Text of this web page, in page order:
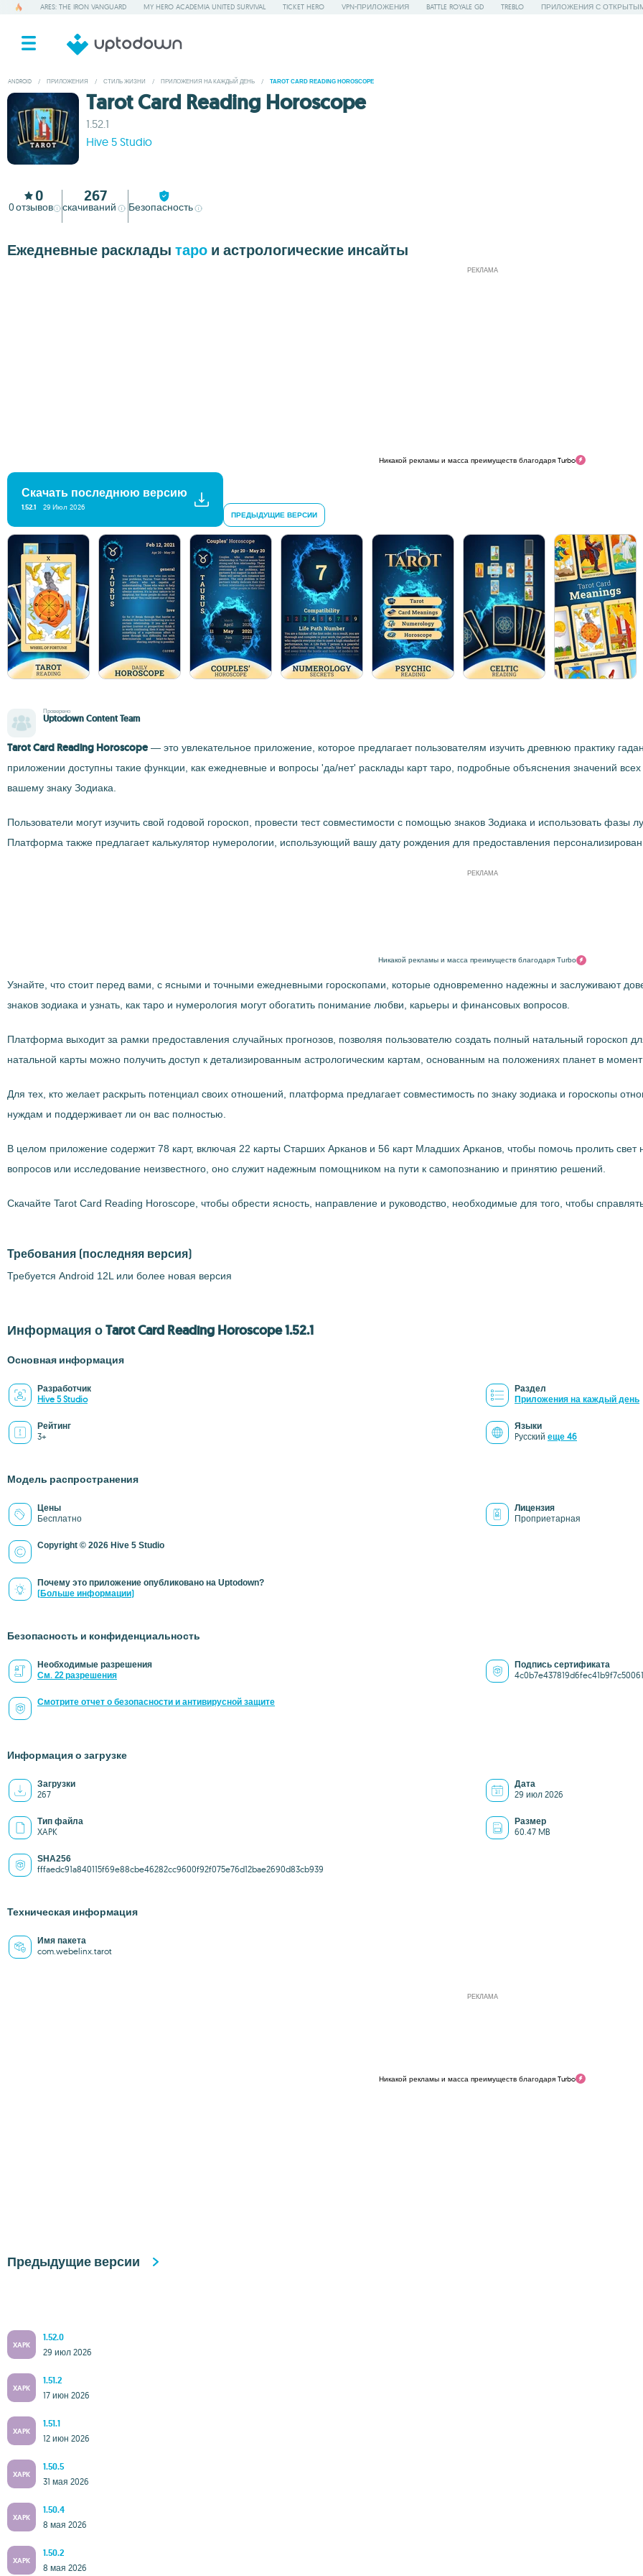
ARES: THE IRON VANGUARD MY HERO ACADEMIA UNITED SURVIVAL TICKET HERO VPN-ПРИЛОЖЕНИЯ BATTLE ROYALE GD TREBLO ПРИЛОЖЕНИЯ С
ANDROID / ПРИЛОЖЕНИЯ / СТИЛЬ ЖИЗНИ / ПРИЛОЖЕНИЯ НА КАЖДЫЙ ДЕНЬ / TAROT CARD READING HOROSCOPE
Tarot Card Reading Horoscope
1.52.1
Hive 5 Studio
0
0отзывов
267
скачиваний Безопасность
Ежедневные расклады таро и астрологические инсайты
РЕКЛАМА
Никакой рекламы и масса преимуществ благодаря Turbo
Скачать последнюю версию
1.52.1 29 Июл 2026
ПРЕДЫДУЩИЕ ВЕРСИИ
Проверено
Uptodown Content Team
Tarot Card Reading Horoscope — это увлекательное приложение, которое предлагает пользователям изучить древнюю практику
приложении доступны такие функции, как ежедневные и вопросы 'да/нет' расклады карт таро, подробные объяснения значений
вашему знаку Зодиака.
Пользователи могут изучить свой годовой гороскоп, провести тест совместимости с помощью знаков Зодиака и использовать фазы
Платформа также предлагает калькулятор нумерологии, использующий вашу дату рождения для предоставления
РЕКЛАМА
Никакой рекламы и масса преимуществ благодаря Turbo
Узнайте, что стоит перед вами, с ясными и точными ежедневными гороскопами, которые одновременно надежны и заслуживают
знаков зодиака и узнать, как таро и нумерология могут обогатить понимание любви, карьеры и финансовых вопросов.
Платформа выходит за рамки предоставления случайных прогнозов, позволяя пользователю создать полный натальный гороскоп
натальной карты можно получить доступ к детализированным астрологическим картам, основанным на положениях планет в
Для тех, кто желает раскрыть потенциал своих отношений, платформа предлагает совместимость по знаку зодиака и гороскопы
нуждам и поддерживает ли он вас полностью.
В целом приложение содержит 78 карт, включая 22 карты Старших Арканов и 56 карт Младших Арканов, чтобы помочь пролить
вопросов или исследование неизвестного, оно служит надежным помощником на пути к самопознанию и принятию решений.
Скачайте Tarot Card Reading Horoscope, чтобы обрести ясность, направление и руководство, необходимые для того, чтобы
Требования (последняя версия)
Требуется Android 12L или более новая версия
Информация о Tarot Card Reading Horoscope 1.52.1
Основная информация
Разработчик
Hive 5 Studio
Раздел
Приложения на каждый день
Рейтинг
3+
Языки
Pусский еще 46
Модель распространения
Цены
Бесплатно
Лицензия
Проприетарная
Copyright © 2026 Hive 5 Studio
Почему это приложение опубликовано на Uptodown?
(Больше информации)
Безопасность и конфиденциальность
Необходимые разрешения
См. 22 разрешения
Подпись сертификата
Смотрите отчет о безопасности и антивирусной защите
Информация о загрузке
Загрузки
267
Дата
29 июл 2026
Тип файла
XAPK
Размер
60.47 MB
SHA256
fffaedc91a840115f69e88cbe46282cc9600f92f075e76d12bae2690d83cb939
Техническая информация
Имя пакета
com.webelinx.tarot
РЕКЛАМА
Никакой рекламы и масса преимуществ благодаря Turbo
Предыдущие версии
XAPK
1.52.0
29 июл 2026
XAPK
1.51.2
17 июн 2026
XAPK
1.51.1
12 июн 2026
XAPK
1.50.5
31 мая 2026
XAPK
1.50.4
8 мая 2026
XAPK
1.50.2
8 мая 2026